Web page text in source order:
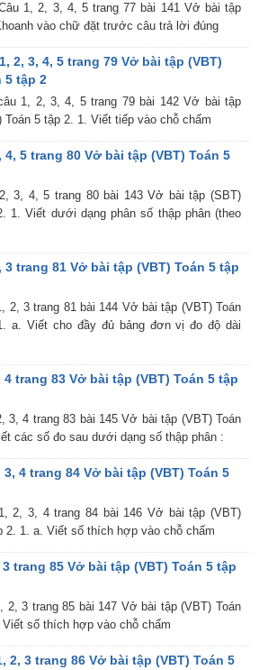
1, 2, 3, 4, 5 trang 77 bài 141 Vở bài tập
vào chữ đặt trước câu trả lời đúng
2, 3, 4, 5 trang 79 Vở bài tập (VBT)
5 tập 2
1, 2, 3, 4, 5 trang 79 bài 142 Vở bài tập
Toán 5 tập 2. 1. Viết tiếp vào chỗ chấm
4, 5 trang 80 Vở bài tập (VBT) Toán 5
3, 4, 5 trang 80 bài 143 Vở bài tập (SBT)
1. Viết dưới dạng phân số thập phân (theo
3 trang 81 Vở bài tập (VBT) Toán 5 tập
2, 3 trang 81 bài 144 Vở bài tập (VBT) Toán
a. Viết cho đầy đủ bảng đơn vị đo độ dài
4 trang 83 Vở bài tập (VBT) Toán 5 tập
3, 4 trang 83 bài 145 Vở bài tập (VBT) Toán
các số đo sau dưới dạng số thập phân :
3, 4 trang 84 Vở bài tập (VBT) Toán 5
2, 3, 4 trang 84 bài 146 Vở bài tập (VBT)
2. 1. a. Viết số thích hợp vào chỗ chấm
3 trang 85 Vở bài tập (VBT) Toán 5 tập
2, 3 trang 85 bài 147 Vở bài tập (VBT) Toán
số thích hợp vào chỗ chấm
2, 3 trang 86 Vở bài tập (VBT) Toán 5